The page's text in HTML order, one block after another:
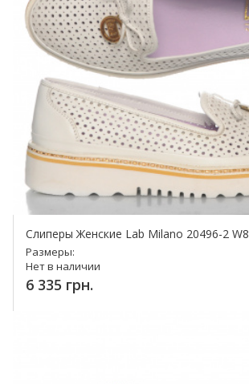
Слиперы Женские Lab Milano 20496-2 W8
Размеры:
Нет в наличии
6 335 грн.